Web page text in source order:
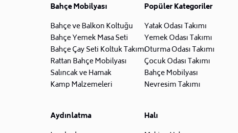
Bahçe Mobilyası
Bahçe ve Balkon Koltuğu
Bahçe Yemek Masa Seti
Bahçe Çay Seti Koltuk Takımı
Rattan Bahçe Mobilyası
Salıncak ve Hamak
Kamp Malzemeleri
Popüler Kategoriler
Yatak Odası Takımı
Yemek Odası Takımı
Oturma Odası Takımı
Çocuk Odası Takımı
Bahçe Mobilyası
Nevresim Takımı
Aydınlatma
Halı